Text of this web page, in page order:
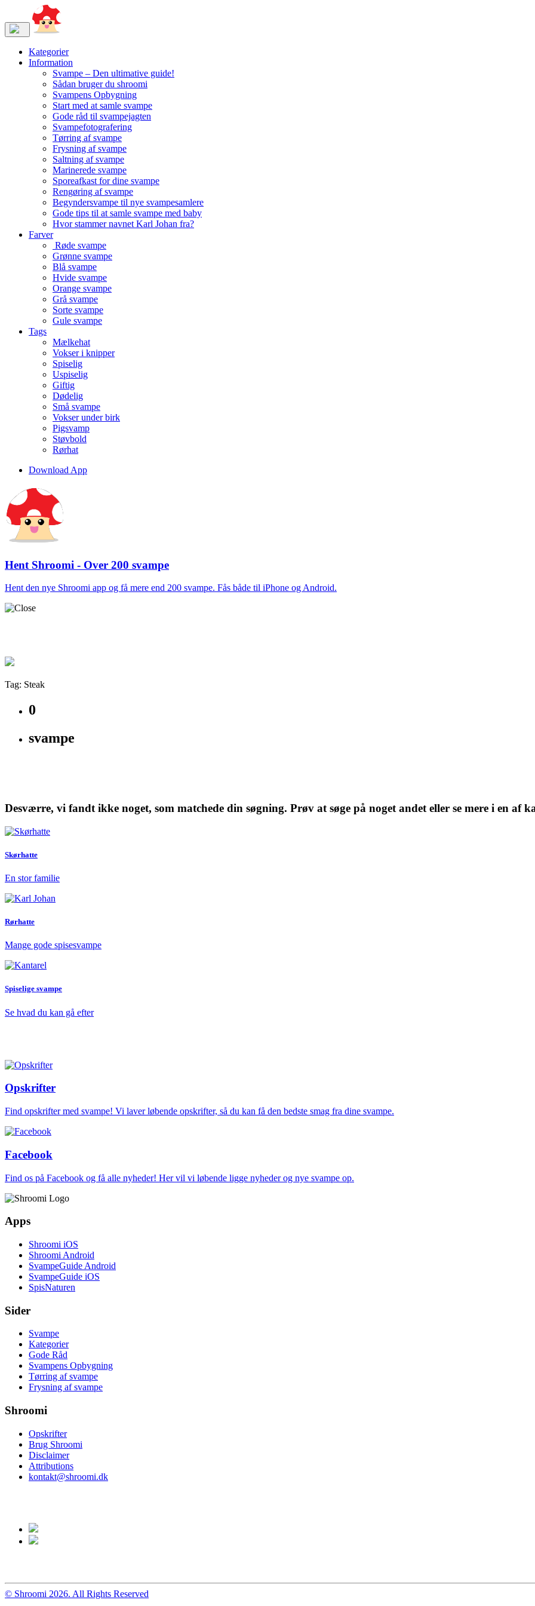
Kategorier
Information
Svampe – Den ultimative guide!
Sådan bruger du shroomi
Svampens Opbygning
Start med at samle svampe
Gode råd til svampejagten
Svampefotografering
Tørring af svampe
Frysning af svampe
Saltning af svampe
Marinerede svampe
Sporeafkast for dine svampe
Rengøring af svampe
Begyndersvampe til nye svampesamlere
Gode tips til at samle svampe med baby
Hvor stammer navnet Karl Johan fra?
Farver
Røde svampe
Grønne svampe
Blå svampe
Hvide svampe
Orange svampe
Grå svampe
Sorte svampe
Gule svampe
Tags
Mælkehat
Vokser i knipper
Spiselig
Uspiselig
Giftig
Dødelig
Små svampe
Vokser under birk
Pigsvamp
Støvbold
Rørhat
Download App
Hent Shroomi - Over 200 svampe
Hent den nye Shroomi app og få mere end 200 svampe. Fås både til iPhone og Android.
Tag: Steak
0
svampe
Desværre, vi fandt ikke noget, som matchede din søgning. Prøv at søge på noget andet eller se mere i en af
Skørhatte
En stor familie
Rørhatte
Mange gode spisesvampe
Spiselige svampe
Se hvad du kan gå efter
Opskrifter
Find opskrifter med svampe! Vi laver løbende opskrifter, så du kan få den bedste smag fra dine svampe.
Facebook
Find os på Facebook og få alle nyheder! Her vil vi løbende ligge nyheder og nye svampe op.
Apps
Shroomi iOS
Shroomi Android
SvampeGuide Android
SvampeGuide iOS
SpisNaturen
Sider
Svampe
Kategorier
Gode Råd
Svampens Opbygning
Tørring af svampe
Frysning af svampe
Shroomi
Opskrifter
Brug Shroomi
Disclaimer
Attributions
kontakt@shroomi.dk
© Shroomi 2026. All Rights Reserved